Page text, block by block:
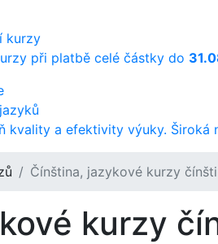
kurzy
při platbě celé částky do
kvality a efektivity výuky. Široká
Čínština, jazykové kurzy
kurzy